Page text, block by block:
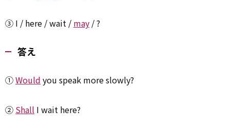
③ I / here / wait / may / ?
答え
①Would you speak more slowly?
② Shall I wait here?